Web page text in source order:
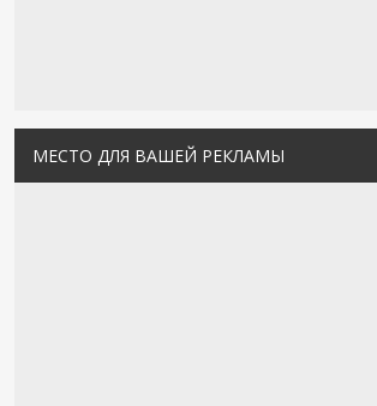
МЕСТО ДЛЯ ВАШЕЙ РЕКЛАМЫ